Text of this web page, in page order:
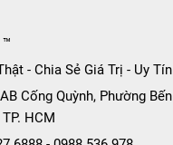
™
- Chia Sẻ Giá Trị - Uy Tín
Cống Quỳnh, Phường Bến
HCM